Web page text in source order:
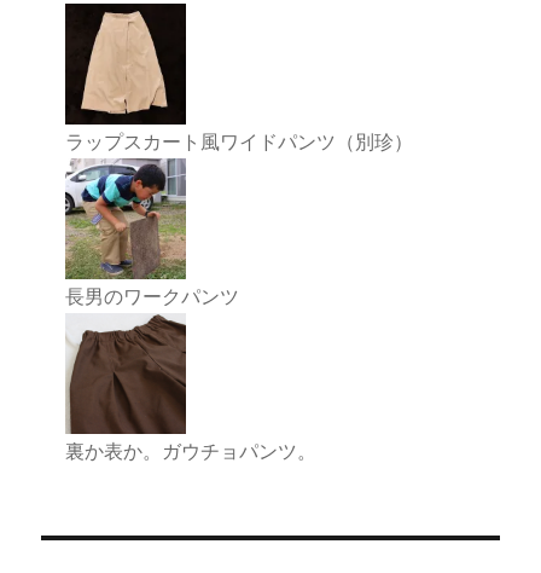
ラップスカート風ワイドパンツ（別珍）
長男のワークパンツ
裏か表か。ガウチョパンツ。